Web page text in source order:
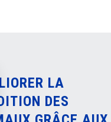
LA
DES